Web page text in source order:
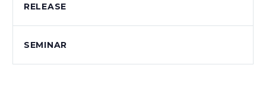
RELEASE
SEMINAR